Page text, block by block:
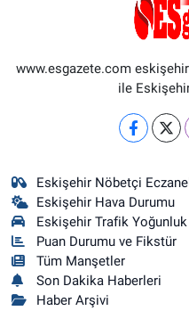
www.esgazete.com
ile
Eskişehir Nöbetçi
Eskişehir Hava Durumu
Eskişehir Trafik Yoğunluk
Puan Durumu ve Fikstür
Tüm Manşetler
Son Dakika Haberleri
Haber Arşivi